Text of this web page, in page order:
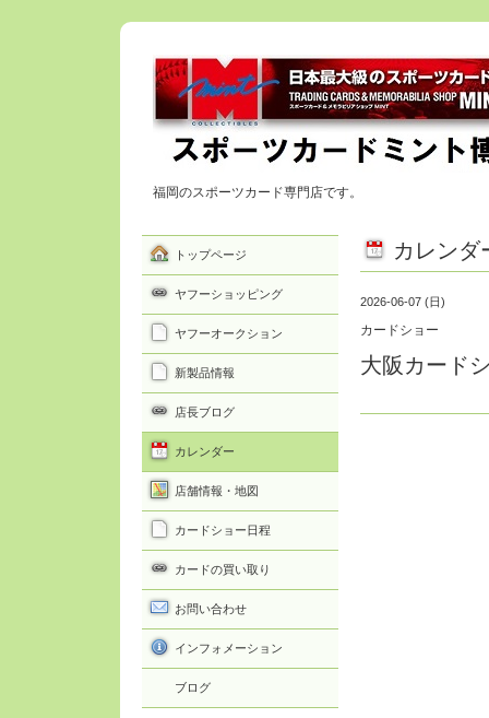
福岡のスポーツカード専門店です。
カレンダ
2026-06-07 (日)
カードショー
大阪カード
トップページ
ヤフーショッピング
ヤフーオークション
新製品情報
店長ブログ
カレンダー
店舗情報・地図
カードショー日程
カードの買い取り
お問い合わせ
インフォメーション
ブログ